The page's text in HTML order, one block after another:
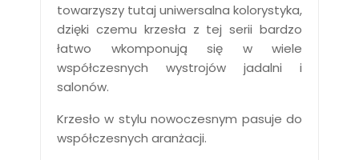
towarzyszy tutaj uniwersalna kolorystyka,
dzięki czemu krzesła z tej serii bardzo
łatwo wkomponują się w wiele
współczesnych wystrojów jadalni i
salonów.
Krzesło w stylu nowoczesnym pasuje do
współczesnych aranżacji.